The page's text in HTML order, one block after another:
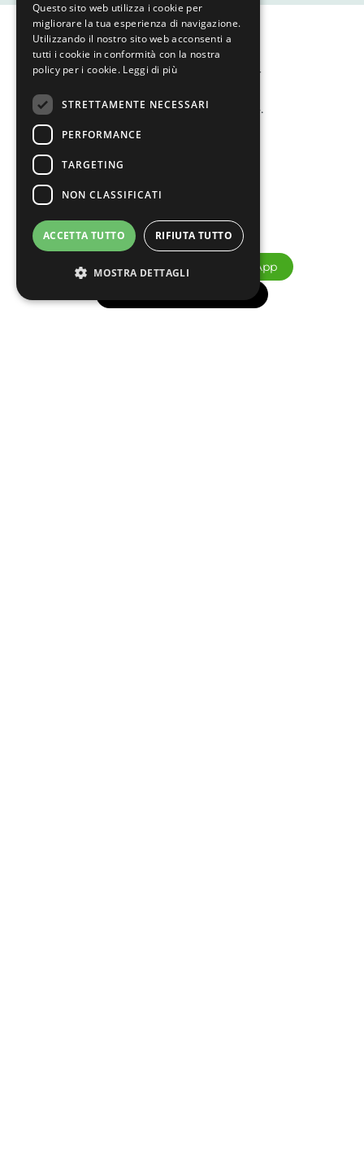
Bassi Gioielli
Di padre in figlia dal 1974.
059214440
WhatsApp
Questo sito web utilizza i cookie per
migliorare la tua esperienza di navigazione.
Utilizzando il nostro sito web acconsenti a
tutti i cookie in conformità con la nostra
policy per i cookie. Leggi di più
STRETTAMENTE NECESSARI
PERFORMANCE
TARGETING
NON CLASSIFICATI
ACCETTA TUTTO RIFIUTA TUTTO
MOSTRA DETTAGLI